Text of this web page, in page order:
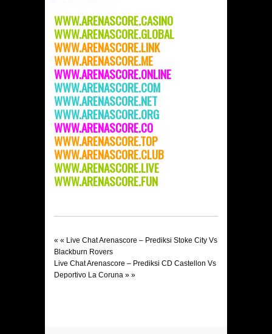
WWW.ARENASCORE.CASINO
WWW.ARENASCORE.GLOBAL
WWW.ARENASCORE.LINK
WWW.ARENASCORE.ME
WWW.ARENASCORE.ONLINE
WWW.ARENASCORE.COM
WWW.ARENASCORE.NET
WWW.ARENASCORE.ORG
WWW.ARENASCORE.CO
WWW.ARENASCORE.TOP
WWW.ARENASCORE.CLUB
WWW.ARENASCORE.LIVE
WWW.ARENASCORE.FUN
« « Live Chat Arenascore – Prediksi Stoke City Vs
Blackburn Rovers
Live Chat Arenascore – Prediksi CD Castellon Vs
Deportivo La Coruna » »